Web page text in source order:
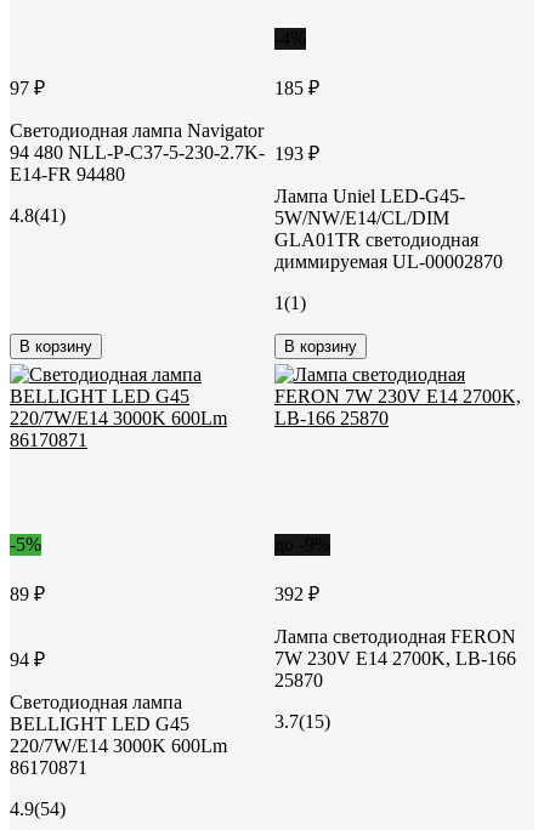
97 ₽
Светодиодная лампа Navigator
94 480 NLL-P-C37-5-230-2.7K-
E14-FR 94480
4.8(41)
В корзину
185 ₽
193 ₽
Лампа Uniel LED-G45-
5W/NW/E14/CL/DIM
GLA01TR светодиодная
диммируемая UL-00002870
1(1)
В корзину
-5%
89 ₽
94 ₽
Светодиодная лампа
BELLIGHT LED G45
220/7W/E14 3000K 600Lm
86170871
4.9(54)
392 ₽
Лампа светодиодная FERON
7W 230V E14 2700K, LB-166
25870
3.7(15)